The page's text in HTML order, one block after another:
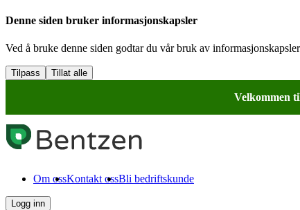
Denne siden bruker informasjonskapsler
Ved å bruke denne siden godtar du vår bruk av
Tilpass Tillat alle
Velkommen
Om ossKontakt ossBli bedriftskunde
Logg inn